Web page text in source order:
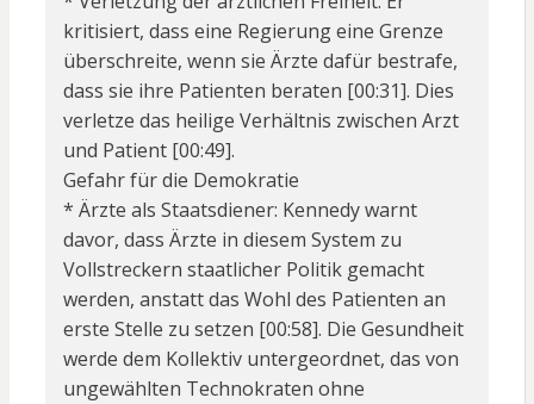
kritisiert, dass eine Regierung eine Grenze
überschreite, wenn sie Ärzte dafür bestrafe,
dass sie ihre Patienten beraten [00:31]. Dies
verletze das heilige Verhältnis zwischen Arzt
und Patient [00:49].
Gefahr für die Demokratie
* Ärzte als Staatsdiener: Kennedy warnt
davor, dass Ärzte in diesem System zu
Vollstreckern staatlicher Politik gemacht
werden, anstatt das Wohl des Patienten an
erste Stelle zu setzen [00:58]. Die Gesundheit
werde dem Kollektiv untergeordnet, das von
ungewählten Technokraten ohne